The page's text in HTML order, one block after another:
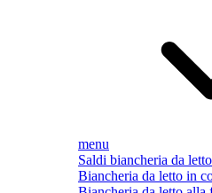
menu
Saldi biancheria da letto
Biancheria da letto in